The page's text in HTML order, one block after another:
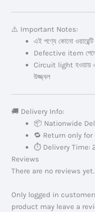
⚠️ Important Notes:
এই পণ্যে কোনো
Defective item পেলে
Circuit light হওয়ায়
উজ্জ্বল
🚚 Delivery Info:
📦 Nationwide
🔁 Return only
⏱ Delivery Time:
Reviews
There are no reviews yet.
Only logged in
product may leave a